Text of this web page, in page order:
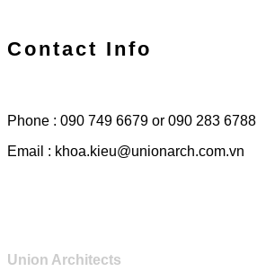
Contact Info
Phone : 090 749 6679 or 090 283 6788
Email : khoa.kieu@unionarch.com.vn
Union Architects